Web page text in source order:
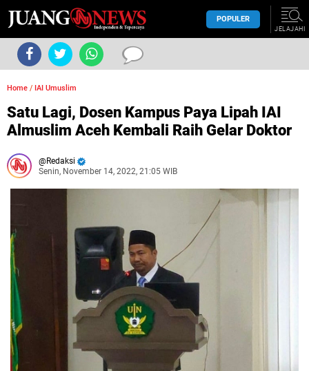
POPULER
JELAJAHI
Home / IAI Umuslim
Satu Lagi, Dosen Kampus Paya Lipah IAI
Almuslim Aceh Kembali Raih Gelar Doktor
Redaksi
Senin, November 14, 2022, 21:05 WIB